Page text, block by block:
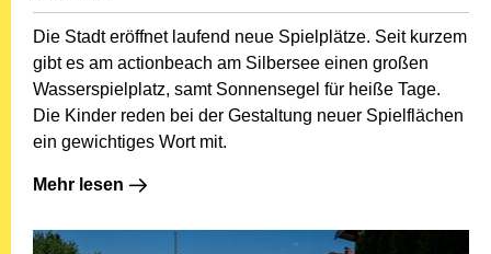
Die Stadt eröffnet laufend neue Spielplätze. Seit kurzem
gibt es am actionbeach am Silbersee einen großen
Wasserspielplatz, samt Sonnensegel für heiße Tage.
Die Kinder reden bei der Gestaltung neuer Spielflächen
ein gewichtiges Wort mit.
Mehr lesen: Am Silbersee gibt es jetzt einen
Mehr lesen